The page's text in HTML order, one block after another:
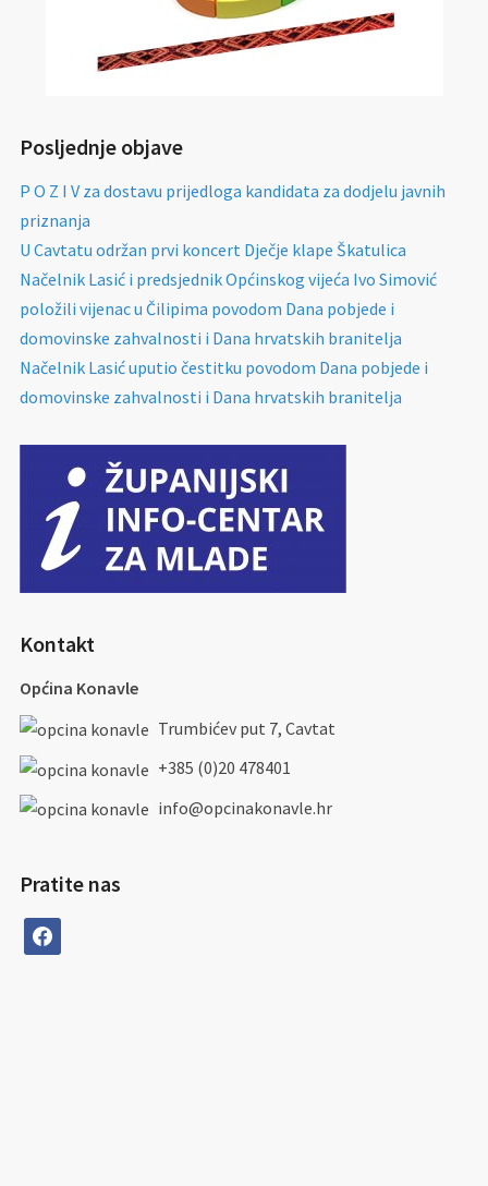
Posljednje objave
P O Z I V za dostavu prijedloga kandidata za dodjelu javnih
priznanja
U Cavtatu održan prvi koncert Dječje klape Škatulica
Načelnik Lasić i predsjednik Općinskog vijeća Ivo Simović
položili vijenac u Čilipima povodom Dana pobjede i
domovinske zahvalnosti i Dana hrvatskih branitelja
Načelnik Lasić uputio čestitku povodom Dana pobjede i
domovinske zahvalnosti i Dana hrvatskih branitelja
Kontakt
Općina Konavle
Trumbićev put 7, Cavtat
+385 (0)20 478401
info@opcinakonavle.hr
Pratite nas
facebook